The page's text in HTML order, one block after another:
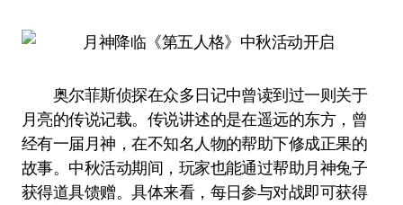
奥尔菲斯侦探在众多日记中曾读到过一则关于
月亮的传说记载。传说讲述的是在遥远的东方，曾
经有一届月神，在不知名人物的帮助下修成正果的
故事。中秋活动期间，玩家也能通过帮助月神兔子
获得道具馈赠。具体来看，每日参与对战即可获得